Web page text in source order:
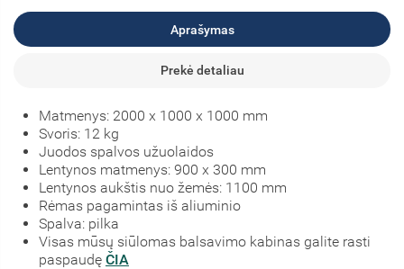
Aprašymas
Prekė detaliau
Matmenys: 2000 x 1000 x 1000 mm
Svoris: 12 kg
Juodos spalvos užuolaidos
Lentynos matmenys: 900 x 300 mm
Lentynos aukštis nuo žemės: 1100 mm
Rėmas pagamintas iš aliuminio
Spalva: pilka
Visas mūsų siūlomas balsavimo kabinas galite rasti
paspaudę ČIA